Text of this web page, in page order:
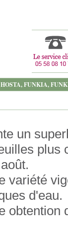
FUNKIA,
un
variété
d'eau.